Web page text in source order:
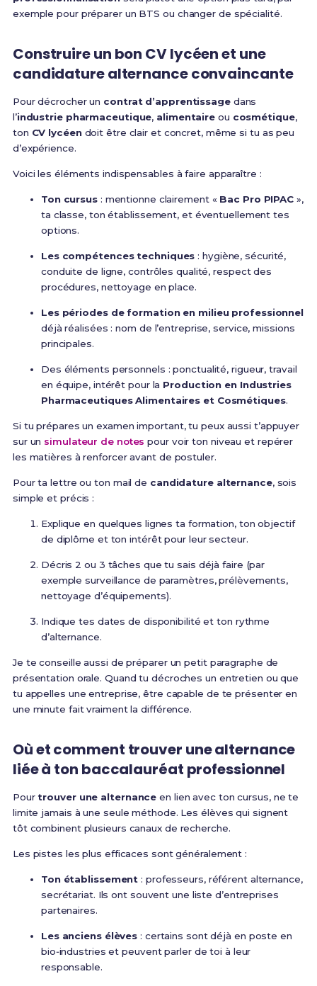
exemple pour préparer un BTS ou changer de spécialité.
Construire un bon CV lycéen et une
candidature alternance convaincante
Pour décrocher un contrat d’apprentissagedans
l’industrie pharmaceutique, alimentaire ou cosmétique,
ton CV lycéendoit être clair et concret, même si tu as peu
d’expérience.
Voici les éléments indispensables à faire apparaître :
Ton cursus: mentionne clairement « Bac Pro PIPAC »,
ta classe, ton établissement, et éventuellement tes
options.
Les compétences techniques : hygiène, sécurité,
conduite de ligne, contrôles qualité, respect des
procédures, nettoyage en place.
Les périodes de formation en milieu professionnel
déjà réalisées : nom de l’entreprise, service, missions
principales.
Des éléments personnels : ponctualité, rigueur, travail
en équipe, intérêt pour la Production en Industries
Pharmaceutiques Alimentaires et Cosmétiques.
Si tu prépares un examen important, tu peux aussi t’appuyer
sur un simulateur de notes pour voir ton niveau et repérer
les matières à renforcer avant de postuler.
Pour ta lettre ou ton mail de candidature alternance, sois
simple et précis :
Explique en quelques lignes ta formation, ton objectif
de diplôme et ton intérêt pour leur secteur.
Décris 2 ou 3 tâches que tu sais déjà faire (par
exemple surveillance de paramètres, prélèvements,
nettoyage d’équipements).
Indique tes dates de disponibilité et ton rythme
d’alternance.
Je te conseille aussi de préparer un petit paragraphe de
présentation orale. Quand tu décroches un entretien ou que
tu appelles une entreprise, être capable de te présenter en
une minute fait vraiment la différence.
Où et comment trouver une alternance
liée à ton baccalauréat professionnel
Pourtrouver une alternance en lien avec ton cursus, ne te
limite jamais à une seule méthode. Les élèves qui signent
tôt combinent plusieurs canaux de recherche.
Les pistes les plus efficaces sont généralement :
Ton établissement : professeurs, référent alternance,
secrétariat. Ils ont souvent une liste d’entreprises
partenaires.
Les anciens élèves : certains sont déjà en poste en
bio‑industries et peuvent parler de toi à leur
responsable.